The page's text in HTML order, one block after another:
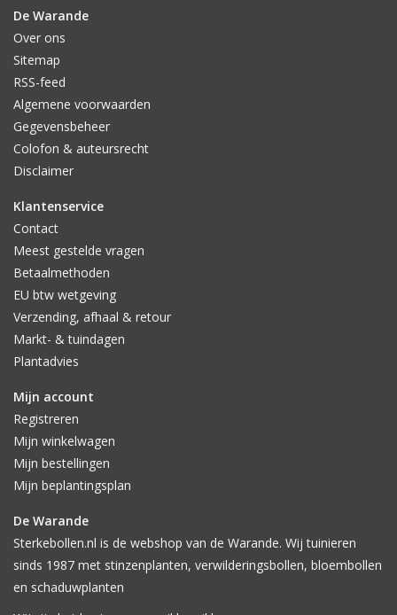
De Warande
Over ons
Sitemap
RSS-feed
Algemene voorwaarden
Gegevensbeheer
Colofon & auteursrecht
Disclaimer
Klantenservice
Contact
Meest gestelde vragen
Betaalmethoden
EU btw wetgeving
Verzending, afhaal & retour
Markt- & tuindagen
Plantadvies
Mijn account
Registreren
Mijn winkelwagen
Mijn bestellingen
Mijn beplantingsplan
De Warande
Sterkebollen.nl is de webshop van de Warande. Wij tuinieren
sinds 1987 met stinzenplanten, verwilderingsbollen, bloembollen
en schaduwplanten